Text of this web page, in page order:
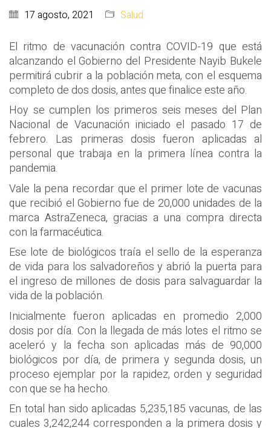
17 agosto, 2021 Salud
El ritmo de vacunación contra COVID-19 que está
alcanzando el Gobierno del Presidente Nayib Bukele
permitirá cubrir a la población meta, con el esquema
completo de dos dosis, antes que finalice este año.
Hoy se cumplen los primeros seis meses del Plan
Nacional de Vacunación iniciado el pasado 17 de
febrero. Las primeras dosis fueron aplicadas al
personal que trabaja en la primera línea contra la
pandemia.
Vale la pena recordar que el primer lote de vacunas
que recibió el Gobierno fue de 20,000 unidades de la
marca AstraZeneca, gracias a una compra directa
con la farmacéutica.
Ese lote de biológicos traía el sello de la esperanza
de vida para los salvadoreños y abrió la puerta para
el ingreso de millones de dosis para salvaguardar la
vida de la población.
Inicialmente fueron aplicadas en promedio 2,000
dosis por día. Con la llegada de más lotes el ritmo se
aceleró y la fecha son aplicadas más de 90,000
biológicos por día, de primera y segunda dosis, un
proceso ejemplar por la rapidez, orden y seguridad
con que se ha hecho.
En total han sido aplicadas 5,235,185 vacunas, de las
cuales 3,242,244 corresponden a la primera dosis y